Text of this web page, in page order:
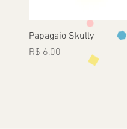
Visualização rápida
Papagaio Skully
Preço
R$ 6,00